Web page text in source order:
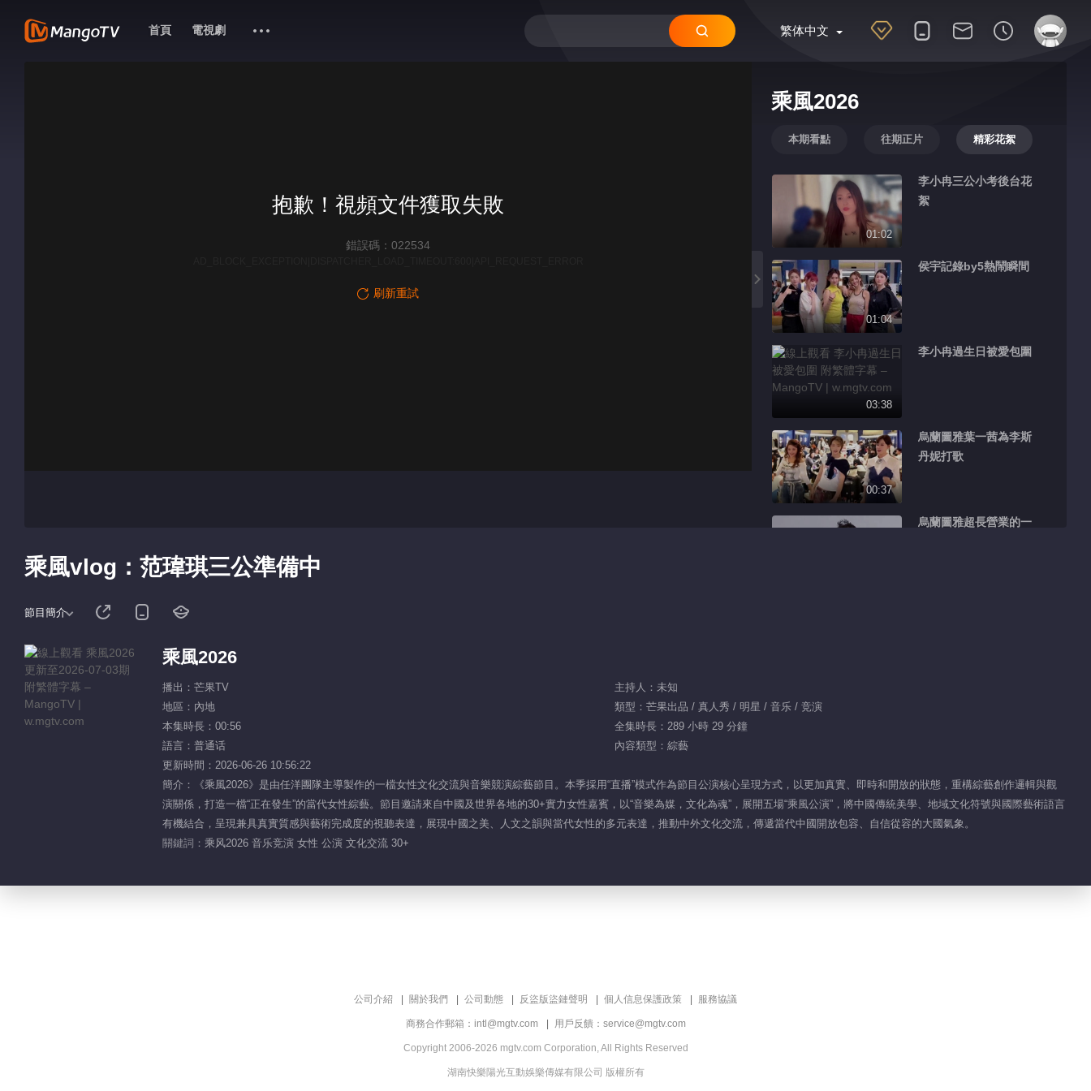
繁体中文
首頁 電視劇
乘風2026
本期看點 往期正片 精彩花絮
01:02
李小冉三公小考後台花
絮
01:04
侯宇記錄by5熱鬧瞬間
03:38
李小冉過生日被愛包圍
00:37
烏蘭圖雅葉一茜為李斯
丹妮打歌
烏蘭圖雅超長營業的一
02:35
陳瑤前往訓練室路上的
“車上KTV”
抱歉！視頻文件獲取失敗
錯誤碼：022534
刷新重試
乘風vlog：范瑋琪三公準備中
節目簡介
乘風2026
播出：芒果TV
主持人：未知
地區：內地
類型：芒果出品 / 真人秀 / 明星 / 音乐 / 竞演
本集時長：00:56
全集時長：289 小時 29 分鐘
語言：普通话
內容類型：綜藝
更新時間：2026-06-26 10:56:22
簡介：《乘風2026》是由任洋團隊主導製作的一檔女性文化交流與音樂競演綜藝節目。本季採用“直播”模式作為節目公演核心呈現方式，以更加真實、即時和開放的狀態，重構綜藝創作邏輯與觀
演關係，打造一檔“正在發生”的當代女性綜藝。節目邀請來自中國及世界各地的30+實力女性嘉賓，以“音樂為媒，文化為魂”，展開五場“乘風公演”，將中國傳統美學、地域文化符號與國際藝術語言
有機結合，呈現兼具真實質感與藝術完成度的視聽表達，展現中國之美、人文之韻與當代女性的多元表達，推動中外文化交流，傳遞當代中國開放包容、自信從容的大國氣象。
關鍵詞： 乘风2026 音乐竞演 女性 公演 文化交流 30+
公司介紹 關於我們 公司動態 反盜版盜鏈聲明 個人信息保護政策 服務協議
商務合作郵箱：intl@mgtv.com 用戶反饋：service@mgtv.com
Copyright 2006-2026 mgtv.com Corporation, All Rights Reserved
湖南快樂陽光互動娛樂傳媒有限公司 版權所有